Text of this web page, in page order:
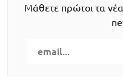
Μάθετε πρώτοι τα